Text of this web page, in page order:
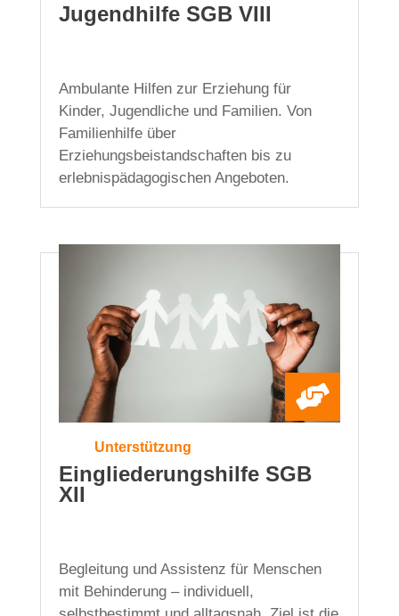
Jugendhilfe SGB VIII
Ambulante Hilfen zur Erziehung für
Kinder, Jugendliche und Familien. Von
Familienhilfe über
Erziehungsbeistandschaften bis zu
erlebnispädagogischen Angeboten.

Unterstützung
Eingliederungshilfe SGB
XII
Begleitung und Assistenz für Menschen
mit Behinderung – individuell,